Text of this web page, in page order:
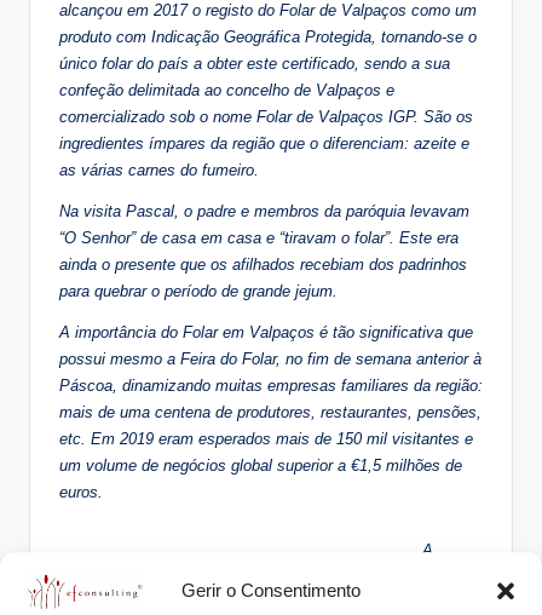
Gerir o Consentimento
alcançou em 2017 o registo do Folar de Valpaços como um
produto com Indicação Geográfica Protegida, tornando-se o
único folar do país a obter este certificado, sendo a sua
confeção delimitada ao concelho de Valpaços e
comercializado sob o nome Folar de Valpaços IGP. São os
ingredientes ímpares da região que o diferenciam: azeite e
as várias carnes do fumeiro.
Na visita Pascal, o padre e membros da paróquia levavam
“O Senhor” de casa em casa e “tiravam o folar”. Este era
ainda o presente que os afilhados recebiam dos padrinhos
para quebrar o período de grande jejum.
A importância do Folar em Valpaços é tão significativa que
possui mesmo a Feira do Folar, no fim de semana anterior à
Páscoa, dinamizando muitas empresas familiares da região:
mais de uma centena de produtores, restaurantes, pensões,
etc. Em 2019 eram esperados mais de 150 mil visitantes e
um volume de negócios global superior a €1,5 milhões de
euros.
A
Soeima, sendo de 1979 possui origens duas gerações